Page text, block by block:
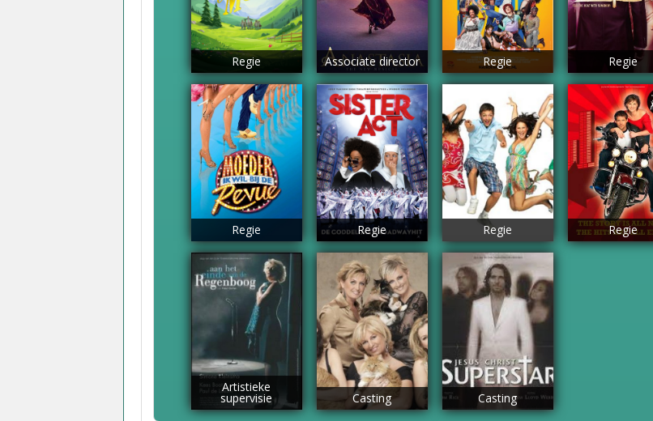
Regie Associate director Regie Regie
Regie Regie Regie Regie
Artistieke
supervisie Casting Casting